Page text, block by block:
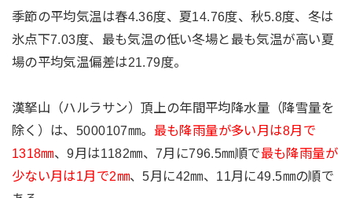
季節の平均気温は春4.36度、夏14.76度、秋5.8度、冬は
氷点下7.03度、最も気温の低い冬場と最も気温が高い夏
場の平均気温偏差は21.79度。
漢拏山（ハルラサン）頂上の年間平均降水量（降雪量を
除く）は、5000107㎜。 最も降雨量が多い月は8月で
1318㎜、9月は1182㎜、7月に796.5㎜順で最も降雨量が
少ない月は1月で2㎜、5月に42㎜、11月に49.5㎜の順で